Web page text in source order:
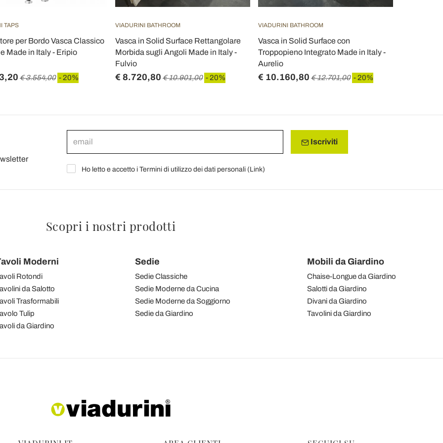
TAPS
per Bordo Vasca Classico
Made in Italy - Eripio
€ 3.554,00 - 20%
VIADURINI BATHROOM
Vasca in Solid Surface Rettangolare
Morbida sugli Angoli Made in Italy -
Fulvio
€ 8.720,80 € 10.901,00 - 20%
VIADURINI BATHROOM
Vasca in Solid Surface con
Troppopieno Integrato Made in Italy -
Aurelio
€ 10.160,80 € 12.701,00 - 20%
Iscriviti
Ho letto e accetto i Termini di utilizzo dei dati personali (Link)
Scopri i nostri prodotti
Moderni
Rotondi
da Salotto
Trasformabili
Tulip
da Giardino
Sedie
Sedie Classiche
Sedie Moderne da Cucina
Sedie Moderne da Soggiorno
Sedie da Giardino
Mobili da Giardino
Chaise-Longue da Giardino
Salotti da Giardino
Divani da Giardino
Tavolini da Giardino